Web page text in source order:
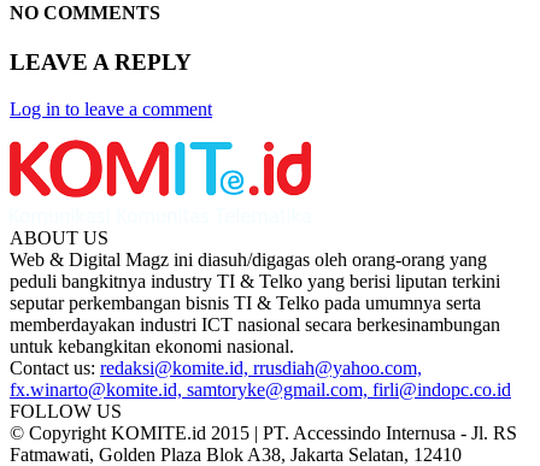
NO COMMENTS
LEAVE A REPLY
Log in to leave a comment
ABOUT US
Web & Digital Magz ini diasuh/digagas oleh orang-orang yang
peduli bangkitnya industry TI & Telko yang berisi liputan terkini
seputar perkembangan bisnis TI & Telko pada umumnya serta
memberdayakan industri ICT nasional secara berkesinambungan
untuk kebangkitan ekonomi nasional.
Contact us: redaksi@komite.id, rrusdiah@yahoo.com,
fx.winarto@komite.id, samtoryke@gmail.com, firli@indopc.co.id
FOLLOW US
© Copyright KOMITE.id 2015 | PT. Accessindo Internusa - Jl. RS
Fatmawati, Golden Plaza Blok A38, Jakarta Selatan, 12410